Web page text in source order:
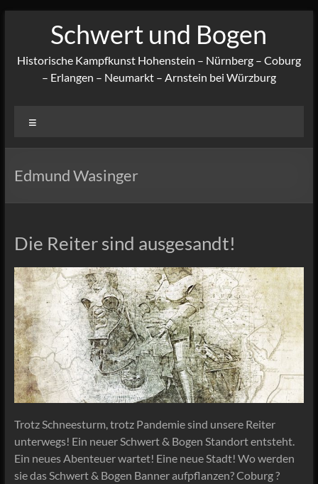
Schwert und Bogen
Historische Kampfkunst Hohenstein – Nürnberg – Coburg
– Erlangen – Neumarkt – Arnstein bei Würzburg
Edmund Wasinger
Die Reiter sind ausgesandt!
Trotz Schneesturm, trotz Pandemie sind unsere Reiter
unterwegs! Ein neuer Schwert & Bogen Standort entsteht.
Ein neues Abenteuer wartet! Eine neue Stadt! Wo werden
sie das Schwert & Bogen Banner aufpflanzen? Coburg ?